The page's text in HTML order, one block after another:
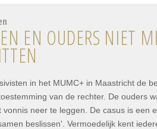
EN OUDERS NIET
in het MUMC+ in Maastricht de
van de rechter. De ouders
neer te leggen. De casus is een
beslissen'. Vermoedelijk kent